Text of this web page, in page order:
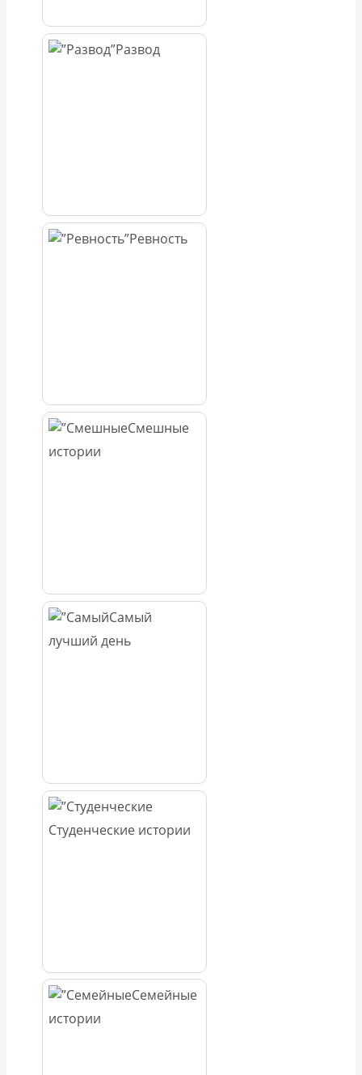
Развод
Ревность
Смешные
истории
Самый
лучший день
Студенческие истории
Семейные
истории